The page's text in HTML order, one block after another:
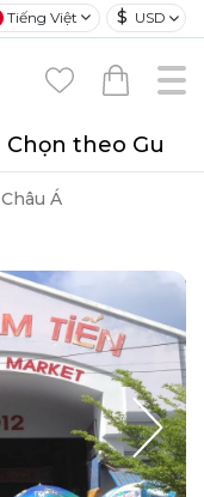
Tiếng Việt $ USD
Chọn theo Gu
Châu Á